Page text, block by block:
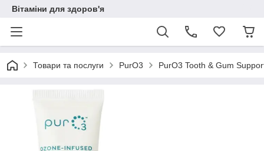
Вітаміни для здоров'я
Товари та послуги PurO3 PurO3 Tooth & Gum